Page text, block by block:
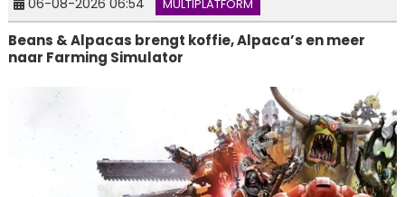
MULTIPLATFORM
Beans & Alpacas brengt koffie, Alpaca’s en meer
naar Farming Simulator